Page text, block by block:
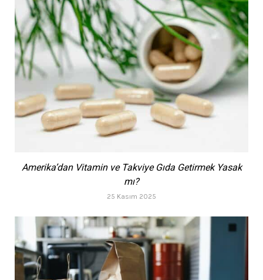
Amerika’dan Vitamin ve Takviye Gıda Getirmek Yasak
mı?
25 Kasım 2025